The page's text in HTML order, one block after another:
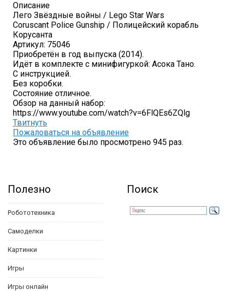
Описание
Лего Звёздные войны / Lego Star Wars
Coruscant Police Gunship / Полицейский корабль
Корусанта
Артикул: 75046
Приобретён в год выпуска (2014).
Идёт в комплекте с минифигуркой: Асока Тано.
С инструкцией.
Без коробки.
Состояние отличное.
Обзор на данный набор:
https://www.youtube.com/watch?v=6FlQEs6ZQlg
Твитнуть
Пожаловаться на объявление
Это объявление было просмотрено 945 раз.
Полезно
Робототехника
Самоделки
Картинки
Игры
Игры онлайн
Поиск